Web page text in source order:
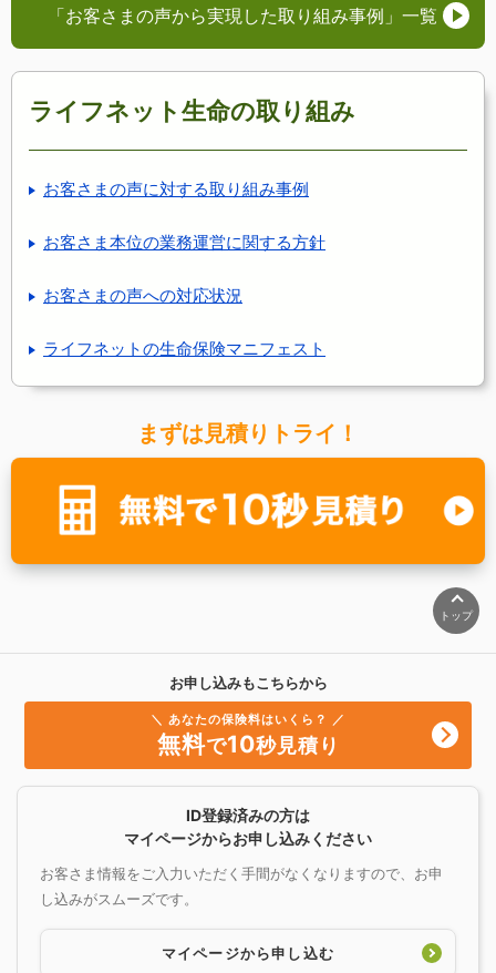
「お客さまの声から実現した取り組み事例」 一覧
ライフネット生命の取り組み
お客さまの声に対する取り組み事例
お客さま本位の業務運営に関する方針
お客さまの声への対応状況
ライフネットの生命保険マニフェスト
まずは見積りトライ！
トップ
お申し込みもこちらから
＼ あなたの保険料はいくら？ ／
無料で10秒見積り
ID登録済みの方は
マイページからお申し込みください
お客さま情報をご入力いただく手間がなくなりますので、お申
し込みがスムーズです。
マイページから申し込む